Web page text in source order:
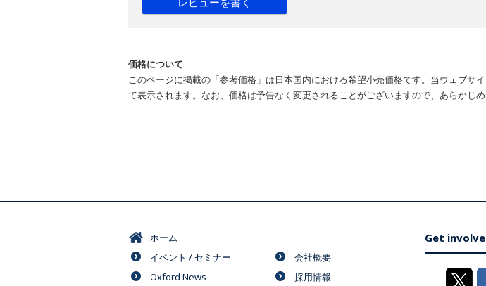
価格について
このページに掲載の「参考価格」は日本国内における希望小売価格です。当ウェブ
て表示されます。なお、価格は予告なく変更されることがございますので、あらかじめ
ホーム
イベント / セミナー
Oxford News
会社概要
採用情報
Get